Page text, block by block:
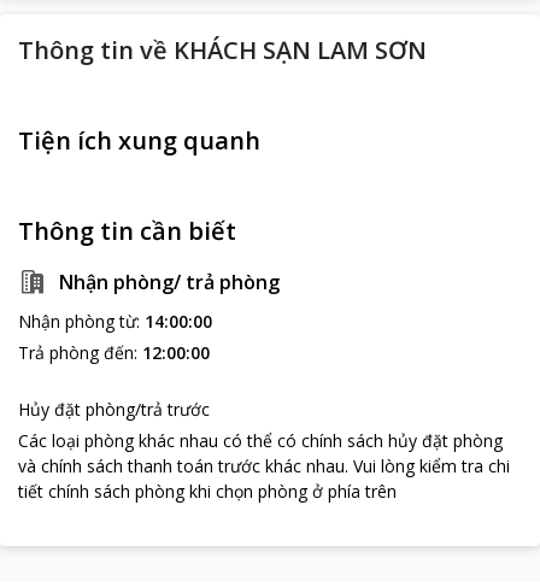
Thông tin về KHÁCH SẠN LAM SƠN
Tiện ích xung quanh
Thông tin cần biết
Nhận phòng/ trả phòng
Nhận phòng từ: 14:00:00
Trả phòng đến: 12:00:00
Hủy đặt phòng/trả trước
Các loại phòng khác nhau có thể có chính sách hủy đặt phòng
và chính sách thanh toán trước khác nhau. Vui lòng kiểm tra chi
tiết chính sách phòng khi chọn phòng ở phía trên